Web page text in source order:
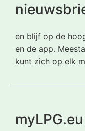
en blijf op de
en de app.
kunt zich op elk